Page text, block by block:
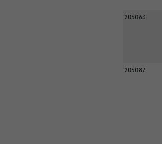
205063
205087